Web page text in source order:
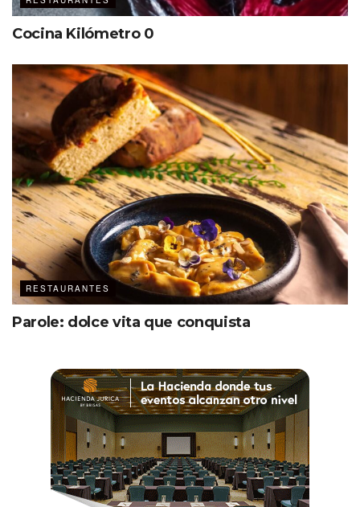
Etiquetas: Destacados Somsaa
Cocina Kilómetro 0
RESTAURANTES
Parole: dolce vita que conquista